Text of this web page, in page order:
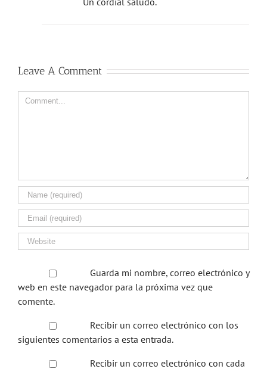
Leave A Comment
Comment
Guarda mi nombre, correo electrónico y
web en este navegador para la próxima vez que
comente.
Recibir un correo electrónico con los
siguientes comentarios a esta entrada.
Recibir un correo electrónico con cada